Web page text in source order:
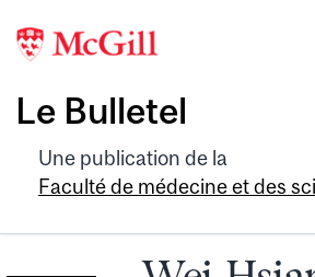
Le Bulletel
Une publication de la
Faculté de médecine et des